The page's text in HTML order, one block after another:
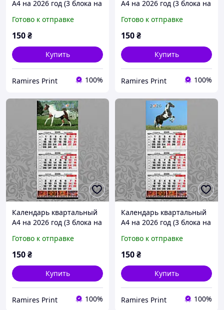
А4 на 2026 год (3 блока на
поле) офсет Конь 009
Готово к отправке
150₴
Купить
Ramires Print 100%
А4 на 2026 год (3 блока на
поле) офсет Конь 010
Готово к отправке
150₴
Купить
Ramires Print 100%
Календарь квартальный
А4 на 2026 год (3 блока на
поле) офсет Конь 011
Готово к отправке
150₴
Купить
Ramires Print 100%
Календарь квартальный
А4 на 2026 год (3 блока на
поле) офсет Конь 012
Готово к отправке
150₴
Купить
Ramires Print 100%